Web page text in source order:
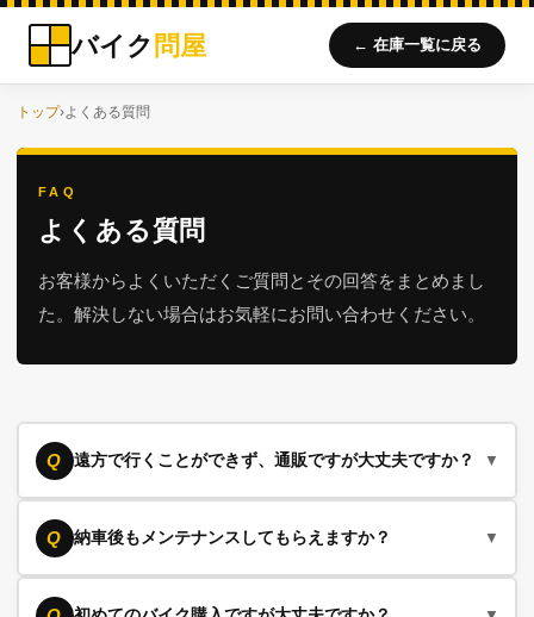
バイク 問屋 ← 在庫一覧に戻る
トップ›よくある質問
FAQ
よくある質問
お客様からよくいただくご質問とその回答をまとめまし
た。解決しない場合はお気軽にお問い合わせください。
Q 遠方で行くことができず、通販ですが大丈夫ですか？ ▼
A
当店は、遠方の通販も長年行ってきています。詳細画像で該
Q 納車後もメンテナンスしてもらえますか？ ▼
ご安心ください。当店でご購入いただいたバイクは、責任を